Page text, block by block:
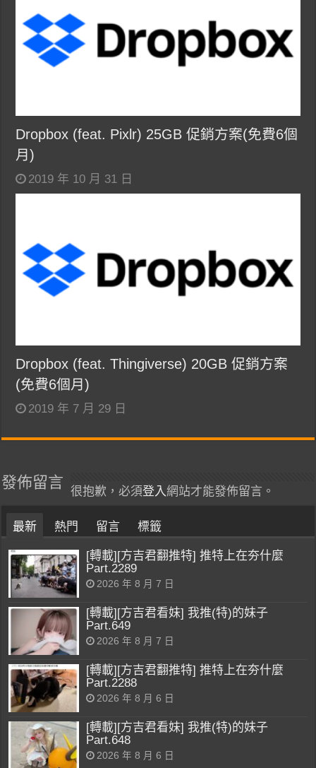
Dropbox (feat. Pixlr) 25GB 促銷方案(免費6個
月)
2019 年 10 月 31 日
Dropbox (feat. Thingiverse) 20GB 促銷方案
(免費6個月)
2019 年 7 月 29 日
發佈留言
很抱歉，必須登入網站才能發佈留言。
最新 熱門 留言 標籤
[轉載][方吉君翻推特] 推特上在夯什麼
Part.2289
2026 年 8 月 7 日
[轉載][方吉君看妹] 我推(特)的妹子
Part.649
2026 年 8 月 7 日
[轉載][方吉君翻推特] 推特上在夯什麼
Part.2288
2026 年 8 月 6 日
[轉載][方吉君看妹] 我推(特)的妹子
Part.648
2026 年 8 月 6 日